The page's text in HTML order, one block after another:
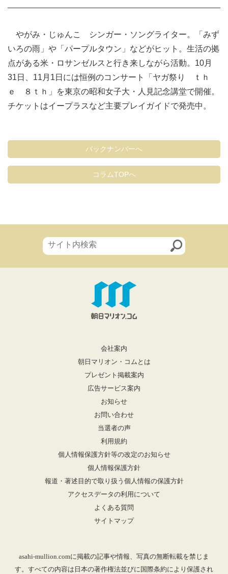
やがみ・じゅんこ シンガー・ソングライター。「みず
いろの雨」や「パープルタウン」などがヒット。生活の拠
点がある米・ロサンゼルスと行き来しながら活動。10月
31日、11月1日には恒例のコンサート「ヤガ祭り ｔｈ
ｅ ８ｔｈ」を東京の昭和女子大・人見記念講堂で開催。
チケットはイープラスなど主要プレイガイドで発売中。
バックナンバーへ
コラムTOPへ
会社案内
朝日マリオン・コムとは
プレゼント掲載案内
広告サービス案内
お知らせ
お問い合わせ
当選者の声
利用規約
個人情報保護方針等の改定のお知らせ
個人情報保護方針
報道・著述目的で取り扱う個人情報の保護方針
アクセスデータの利用について
よくある質問
サイトマップ
asahi-mullion.comに掲載の記事や情報、写真の無断転載を禁じま
す。すべての内容は日本の著作権法並びに国際条約により保護され